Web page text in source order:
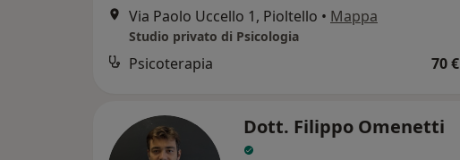
Via Paolo Uccello 1, Pioltello • Mappa
Studio privato di Psicologia
Psicoterapia 70 €
Dott. Filippo Omenetti